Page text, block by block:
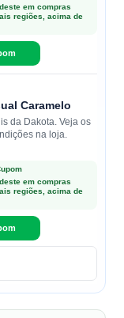
em compras
regiões, acima de
Caramelo
da Dakota. Veja os
na loja.
em compras
regiões, acima de